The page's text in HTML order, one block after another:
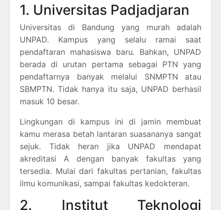
1. Universitas Padjadjaran
Universitas di Bandung yang murah adalah
UNPAD. Kampus yang selalu ramai saat
pendaftaran mahasiswa baru. Bahkan, UNPAD
berada di urutan pertama sebagai PTN yang
pendaftarnya banyak melalui SNMPTN atau
SBMPTN. Tidak hanya itu saja, UNPAD berhasil
masuk 10 besar.
Lingkungan di kampus ini di jamin membuat
kamu merasa betah lantaran suasananya sangat
sejuk. Tidak heran jika UNPAD mendapat
akreditasi A dengan banyak fakultas yang
tersedia. Mulai dari fakultas pertanian, fakultas
ilmu komunikasi, sampai fakultas kedokteran.
2. Institut Teknologi